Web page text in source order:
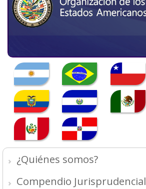
¿Quiénes somos?
Compendio Jurisprudencial